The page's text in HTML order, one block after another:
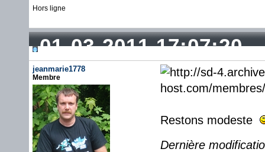
Hors ligne
01-03-2011 17:07:20
jeanmarie1778
Membre
Restons modeste
Dernière